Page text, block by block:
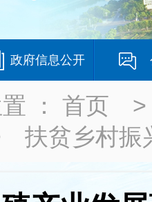
政府信息公开
： 首页
扶贫乡村振